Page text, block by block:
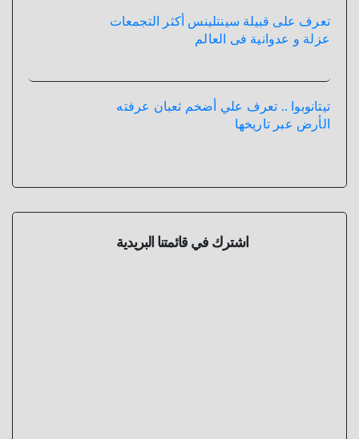
تعرف على قبيلة سينتلينس أكثر التجمعات
عزلة و عدوانية فى العالم
تيتانوبوا .. تعرف علي أضخم ثعبان عرفته
الأرض عبر تاريخها
اشترك في قائمتنا البريدية